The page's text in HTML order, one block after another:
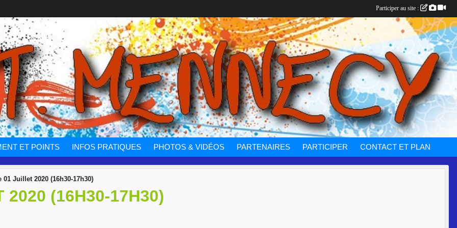
ET POINTS INFOS PRATIQUES PHOTOS & VIDÉOS PARTENAIRES PARTICIPER CONTACT ET PLAN
01 Juillet 2020 (16h30-17h30)
2020 (16H30-17H30)
Participer au site :